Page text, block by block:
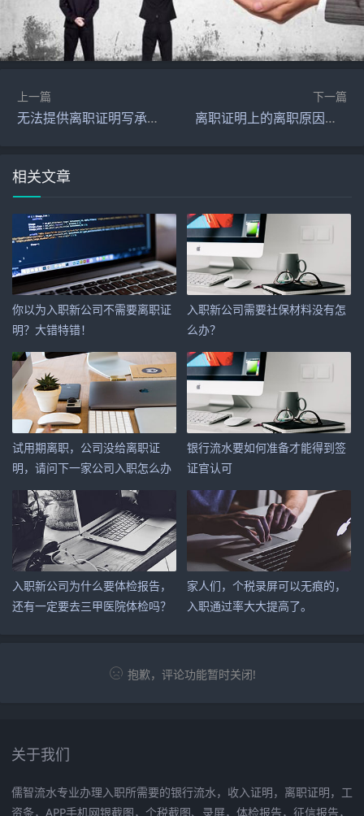
上一篇
无法提供离职证明写承诺书可以吗？
下一篇
离职证明上的离职原因怎么写
相关文章
你以为入职新公司不需要离职证
明？大错特错！
入职新公司需要社保材料没有怎
么办？
试用期离职，公司没给离职证
明，请问下一家公司入职怎么办
呢？
银行流水要如何准备才能得到签
证官认可
入职新公司为什么要体检报告，
还有一定要去三甲医院体检吗？
家人们，个税录屏可以无痕的，
入职通过率大大提高了。
抱歉，评论功能暂时关闭!
关于我们
儒智流水专业办理入职所需要的银行流水，收入证明，离职证明，工
资条，APP手机网银截图，个税截图、录屏，体检报告，征信报告，